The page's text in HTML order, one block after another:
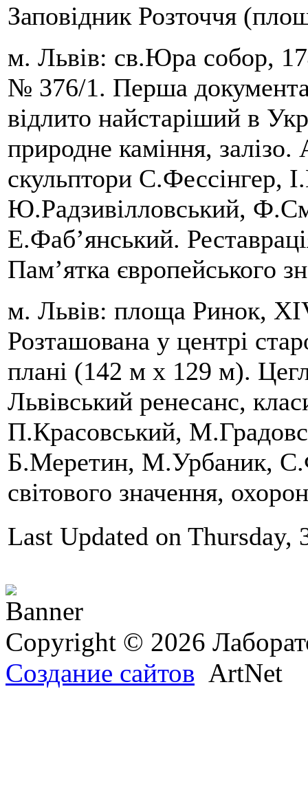
Заповідник Розточчя
м. Львів: св.Юра собор,
№ 376/1. Перша
відлито найстаріший в
природне каміння,
скульптори С.Фессінгер,
Ю.Радзивілловський,
Е.Фаб’янський.
Пам’ятка європейського
м. Львів: площа Ринок,
Розташована у центрі
плані (142 м х 129 м).
Львівський ренесанс,
П.Красовський,
Б.Меретин, М.Урбаник,
світового значення,
Last Updated on Thursday,
Copyright © 2026
Создание сайтов ArtNet